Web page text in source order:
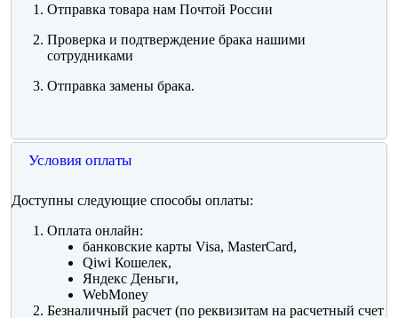
Отправка товара нам Почтой России
Проверка и подтверждение брака нашими
сотрудниками
Отправка замены брака.
Условия оплаты
Доступны следующие способы оплаты:
Оплата онлайн:
банковские карты Visa, MasterCard,
Qiwi Кошелек,
Яндекс Деньги,
WebMoney
Безналичный расчет (по реквизитам на расчетный счет